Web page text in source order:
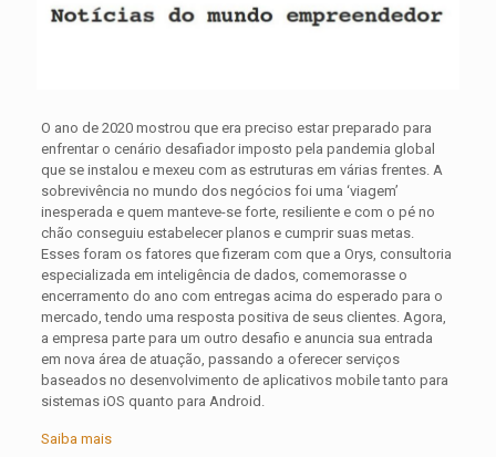
O ano de 2020 mostrou que era preciso estar preparado para
enfrentar o cenário desafiador imposto pela pandemia global
que se instalou e mexeu com as estruturas em várias frentes. A
sobrevivência no mundo dos negócios foi uma ‘viagem’
inesperada e quem manteve-se forte, resiliente e com o pé no
chão conseguiu estabelecer planos e cumprir suas metas.
Esses foram os fatores que fizeram com que a Orys, consultoria
especializada em inteligência de dados, comemorasse o
encerramento do ano com entregas acima do esperado para o
mercado, tendo uma resposta positiva de seus clientes. Agora,
a empresa parte para um outro desafio e anuncia sua entrada
em nova área de atuação, passando a oferecer serviços
baseados no desenvolvimento de aplicativos mobile tanto para
sistemas iOS quanto para Android.
Saiba mais